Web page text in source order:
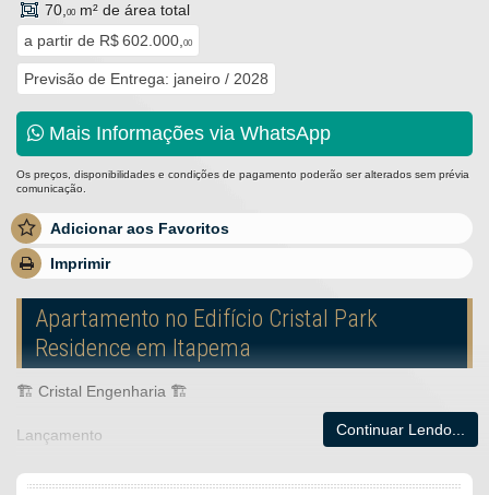
70, 00 m² de área total
a partir de R$ 602.000, 00
Previsão de Entrega: janeiro / 2028
Mais Informações via WhatsApp
Os preços, disponibilidades e condições de pagamento poderão ser alterados sem prévia
comunicação.
Adicionar aos Favoritos
Imprimir
Apartamento no Edifício Cristal Park
Residence em Itapema
🏗 Cristal Engenharia 🏗
Lançamento
💎Cristal Park Residence💎
Continuar Lendo...